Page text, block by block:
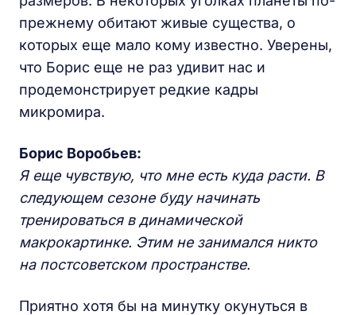
прежнему обитают живые существа, о
которых еще мало кому известно. Уверены,
что Борис еще не раз удивит нас и
продемонстрирует редкие кадры
микромира.
Борис Воробьев:
Я еще чувствую, что мне есть куда расти. В
следующем сезоне буду начинать
тренироваться в динамической
макрокартинке. Этим не занимался никто
на постсоветском пространстве.
Приятно хотя бы на минутку окунуться в